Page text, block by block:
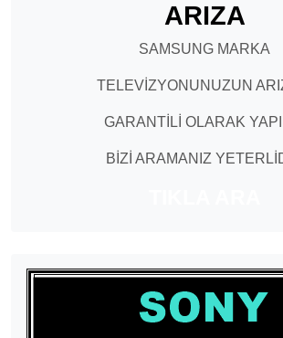
ARIZA
SAMSUNG MARKA
TELEVİZYONUNUZUN
GARANTİLİ OLARAK
BİZİ ARAMANIZ